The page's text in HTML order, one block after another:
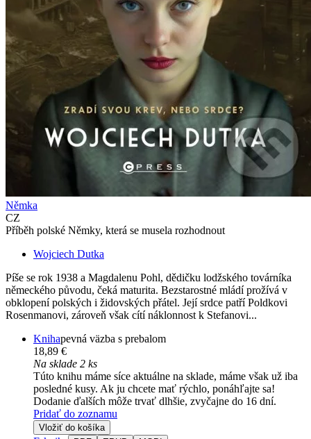
Němka
CZ
Příběh polské Němky, která se musela rozhodnout
Wojciech Dutka
Píše se rok 1938 a Magdalenu Pohl, dědičku lodžského továrníka
německého původu, čeká maturita. Bezstarostné mládí prožívá v
obklopení polských i židovských přátel. Její srdce patří Poldkovi
Rosenmanovi, zároveň však cítí náklonnost k Stefanovi...
Knihapevná väzba s prebalom
18,89 €
Na sklade 2 ks
Túto knihu máme síce aktuálne na sklade, máme však už iba
posledné kusy. Ak ju chcete mať rýchlo, ponáhľajte sa!
Dodanie ďalších môže trvať dlhšie, zvyčajne do 16 dní.
Pridať do zoznamu
Vložiť do košíka